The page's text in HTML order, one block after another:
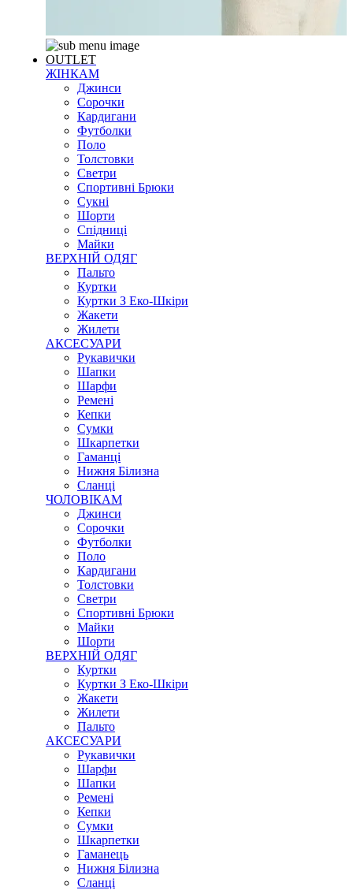
OUTLET
ЖІНКАМ
Джинси
Сорочки
Кардигани
Футболки
Поло
Толстовки
Светри
Спортивні Брюки
Сукні
Шорти
Спідниці
Майки
ВЕРХНІЙ ОДЯГ
Пальто
Куртки
Куртки З Еко-Шкіри
Жакети
Жилети
АКСЕСУАРИ
Рукавички
Шапки
Шарфи
Ремені
Кепки
Сумки
Шкарпетки
Гаманці
Нижня Білизна
Сланці
ЧОЛОВІКАМ
Джинси
Сорочки
Футболки
Поло
Кардигани
Толстовки
Светри
Спортивні Брюки
Майки
Шорти
ВЕРХНІЙ ОДЯГ
Куртки
Куртки З Еко-Шкіри
Жакети
Жилети
Пальто
АКСЕСУАРИ
Рукавички
Шарфи
Шапки
Ремені
Кепки
Сумки
Шкарпетки
Гаманець
Нижня Білизна
Сланці